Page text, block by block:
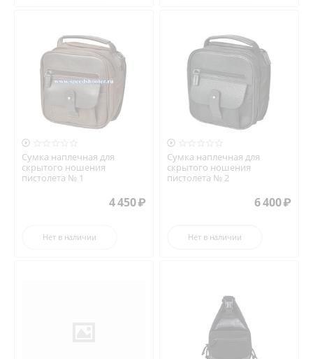

Сумка наплечная для
скрытого ношения
пистолета № 1
4 450₽
Нет в наличии

Сумка наплечная для
скрытого ношения
пистолета № 2
6 400₽
Нет в наличии